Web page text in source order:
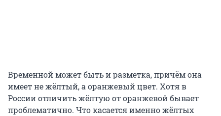
Временной может быть и разметка, причём она
имеет не жёлтый, а оранжевый цвет. Хотя в
России отличить жёлтую от оранжевой бывает
проблематично. Что касается именно жёлтых